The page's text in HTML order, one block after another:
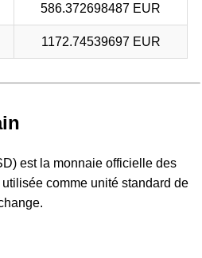
586.372698487 EUR
1172.74539697 EUR
est la monnaie officielle des
comme unité standard de